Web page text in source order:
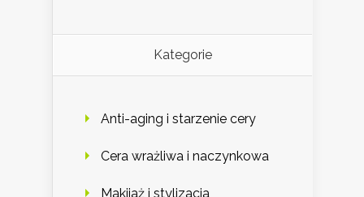
Kategorie
Anti-aging i starzenie cery
Cera wrażliwa i naczynkowa
Makijaż i stylizacja